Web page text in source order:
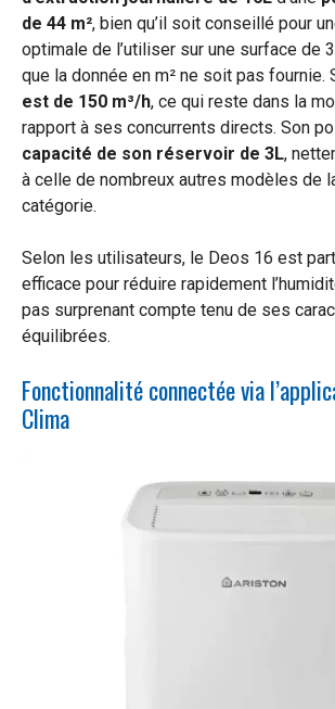
de 44 m², bien qu’il soit conseillé pour
optimale de l’utiliser sur une surface de
que la donnée en m² ne soit pas fournie.
est de 150 m³/h, ce qui reste dans la
rapport à ses concurrents directs. Son
capacité de son réservoir de 3L,
à celle de nombreux autres modèles de
catégorie.
Selon les utilisateurs, le Deos 16 est
efficace pour réduire rapidement
pas surprenant compte tenu de ses
équilibrées.
Fonctionnalité connectée via
Clima